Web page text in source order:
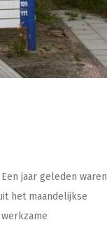
jaar geleden waren
het maandelijkse